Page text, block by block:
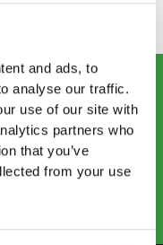
and ads, to
analyse our traffic.
use of our site with
partners who
that you’ve
from your use
UNS
80